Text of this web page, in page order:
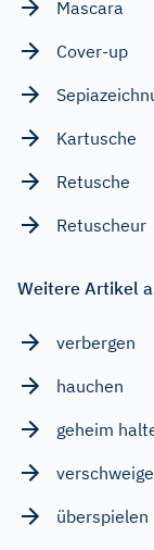
Mascara
Cover-up
Kartusche
Retusche
Retuscheur
Weitere Artikel
verbergen
hauchen
geheim
überspielen